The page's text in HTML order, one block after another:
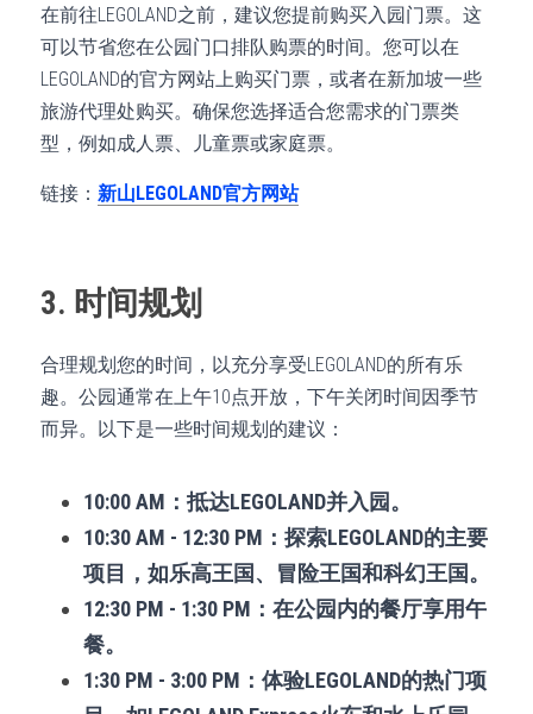
在前往LEGOLAND之前，建议您提前购买入园门票。这
可以节省您在公园门口排队购票的时间。您可以在
LEGOLAND的官方网站上购买门票，或者在新加坡一些
旅游代理处购买。确保您选择适合您需求的门票类
型，例如成人票、儿童票或家庭票。
链接： 新山LEGOLAND官方网站
3. 时间规划
合理规划您的时间，以充分享受LEGOLAND的所有乐
趣。公园通常在上午10点开放，下午关闭时间因季节
而异。以下是一些时间规划的建议：
10:00 AM：抵达LEGOLAND并入园。
10:30 AM - 12:30 PM：探索LEGOLAND的主要
项目，如乐高王国、冒险王国和科幻王国。
12:30 PM - 1:30 PM：在公园内的餐厅享用午
餐。
1:30 PM - 3:00 PM：体验LEGOLAND的热门项